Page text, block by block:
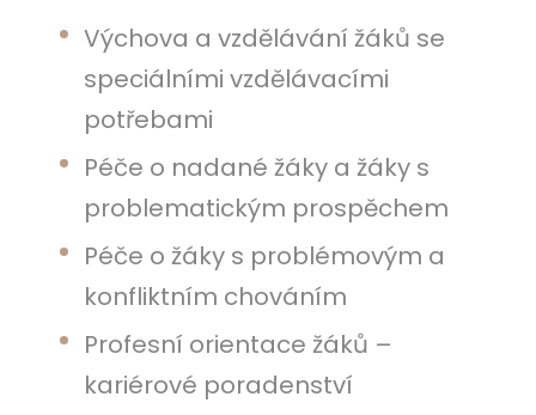
Výchova a vzdělávání žáků se
speciálními vzdělávacími
potřebami
Péče o nadané žáky a žáky s
problematickým prospěchem
Péče o žáky s problémovým a
konfliktním chováním
Profesní orientace žáků –
kariérové poradenství